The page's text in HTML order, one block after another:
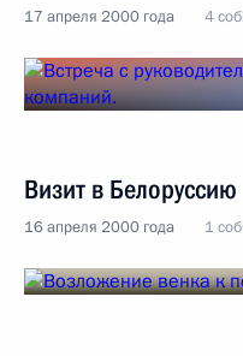
17 апреля 2000 года 4
Визит в Белоруссию
16 апреля 2000 года 1